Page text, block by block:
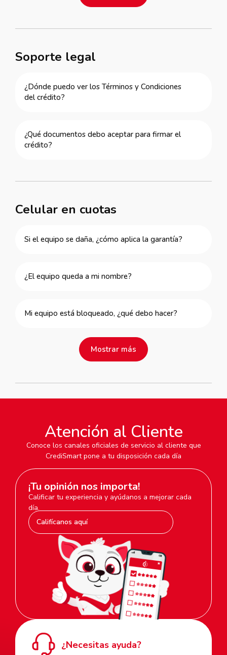
Soporte legal
¿Dónde puedo ver los Términos y Condiciones
del crédito?
¿Qué documentos debo aceptar para firmar el
crédito?
Celular en cuotas
Si el equipo se daña, ¿cómo aplica la garantía?
¿El equipo queda a mi nombre?
Mi equipo está bloqueado, ¿qué debo hacer?
Mostrar más
Atención al Cliente
Conoce los canales oficiales de servicio al cliente que
CrediSmart pone a tu disposición cada día
¡Tu opinión nos importa!
Calificar tu experiencia y ayúdanos a mejorar cada
día.
Califícanos aquí
¿Necesitas ayuda?